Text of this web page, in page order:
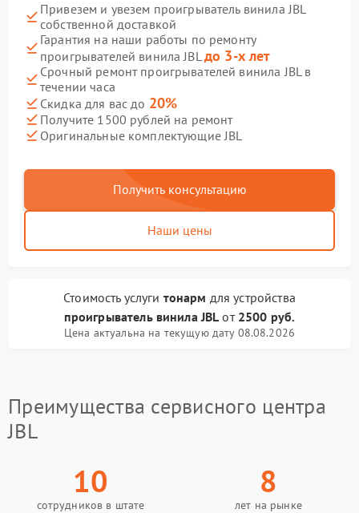
Привезем и увезем проигрыватель винила JBL
собственной доставкой
Гарантия на наши работы по ремонту
проигрывателей винила JBLдо 3-х лет
Срочный ремонт проигрывателей винила JBL в
течении часа
Скидка для вас до 20%
Получите 1500 рублей на ремонт
Оригинальные комплектующие JBL
Получить консультацию
Наши цены
Стоимость услуги тонарм для устройства
проигрыватель винила JBL от 2500 руб.
Цена актуальна на текущую дату 08.08.2026
Преимущества сервисного центра
JBL
10
сотрудников в штате
8
лет на рынке